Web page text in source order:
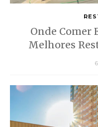
Onde Comer
Melhores